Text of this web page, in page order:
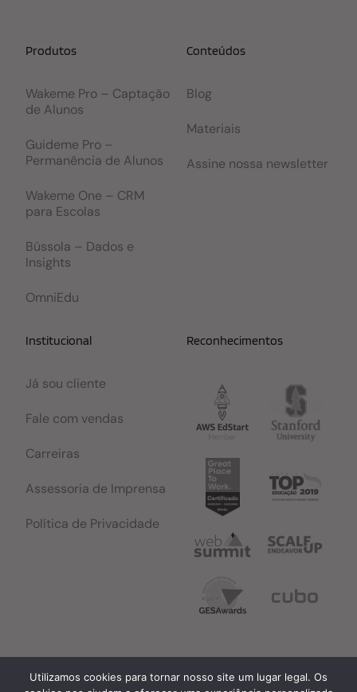
Produtos
Wakeme Pro – Captação
de Alunos
Guideme Pro –
Permanência de Alunos
Wakeme One – CRM
para Escolas
Bússola – Dados e
Insights
OmniEdu
Conteúdos
Blog
Materiais
Assine nossa newsletter
Institucional
Já sou cliente
Fale com vendas
Carreiras
Assessoria de Imprensa
Política de Privacidade
Reconhecimentos
© Copyright 2026 - Todos os direitos reservados
Utilizamos cookies para tornar nosso site um lugar legal. Os